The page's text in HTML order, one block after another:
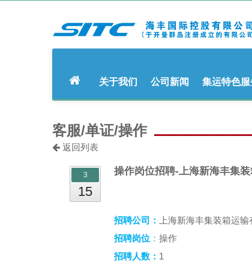
关于我们 公司新闻 集运特色服
客服/单证/操作
返回列表
3
15
操作岗位招聘-上海新海丰集
招聘公司：上海新海丰集装箱运输
招聘岗位 ：操作
招聘人数： 1